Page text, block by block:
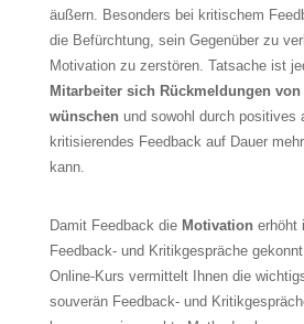
äußern. Besonders bei kritischem
die Befürchtung, sein Gegenüber zu
Motivation zu zerstören. Tatsache ist
Mitarbeiter sich Rückmeldungen
wünschen und sowohl durch positives
kritisierendes Feedback auf Dauer
kann.
Damit Feedback die Motivation erhöht
Feedback- und Kritikgespräche
Online-Kurs vermittelt Ihnen die
souverän Feedback- und